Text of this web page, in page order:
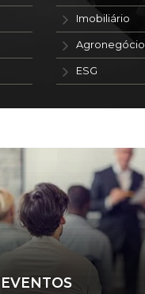
Imobiliário
Agronegócio
ESG
EVENTOS